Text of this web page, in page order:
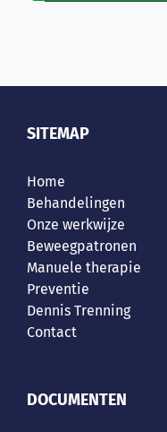
SITEMAP
Home
Behandelingen
Onze werkwijze
Beweegpatronen
Manuele therapie
Preventie
Dennis Trenning
Contact
DOCUMENTEN